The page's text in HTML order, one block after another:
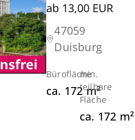
ab 13,00 EUR
47059
Duisburg
Bürofläche
ca. 172 m²
min.
teilbare
Fläche
ca. 172 m²